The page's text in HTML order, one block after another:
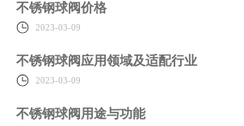
不锈钢球阀价格
2023-03-09
不锈钢球阀应用领域及适配行业
2023-03-09
不锈钢球阀用途与功能